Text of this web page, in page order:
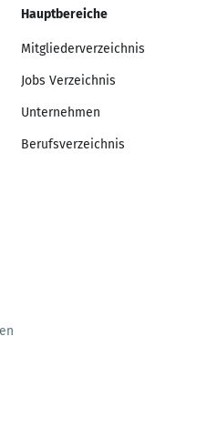
Hauptbereiche
Mitgliederverzeichnis
Jobs Verzeichnis
Unternehmen
Berufsverzeichnis